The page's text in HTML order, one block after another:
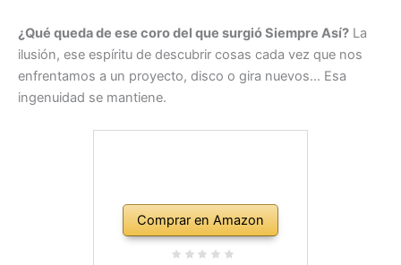
¿Qué queda de ese coro del que surgió Siempre Así? La
ilusión, ese espíritu de descubrir cosas cada vez que nos
enfrentamos a un proyecto, disco o gira nuevos… Esa
ingenuidad se mantiene.
Comprar en Amazon